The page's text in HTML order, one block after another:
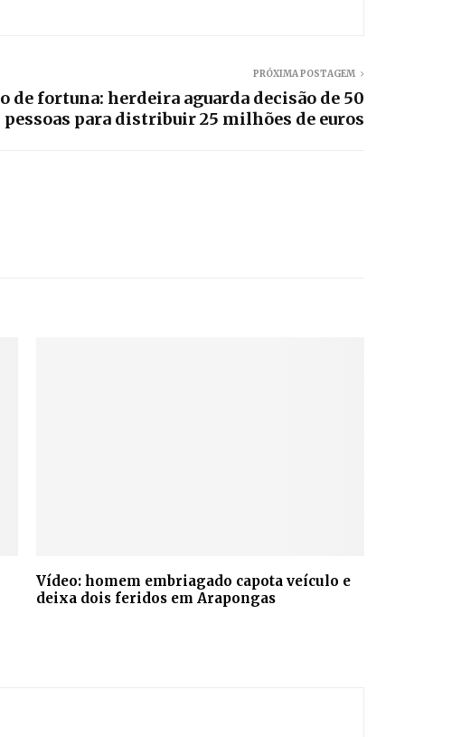
PRÓXIMA POSTAGEM
de fortuna: herdeira aguarda decisão de 50
pessoas para distribuir 25 milhões de euros
Vídeo: homem embriagado capota veículo e
deixa dois feridos em Arapongas